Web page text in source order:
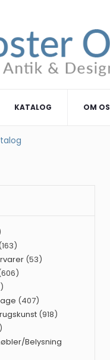
KATALOG OM OS
(53)
(407)
(918)
Belysning